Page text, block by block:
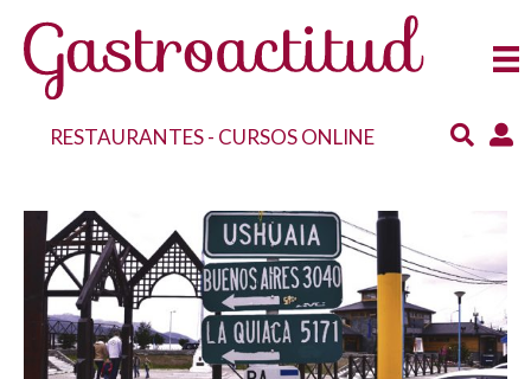
RESTAURANTES- CURSOS ONLINE